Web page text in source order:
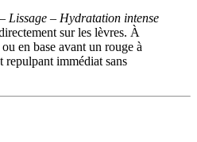
Lissage – Hydratation intense
sur les lèvres. À
en base avant un rouge à
repulpant immédiat sans